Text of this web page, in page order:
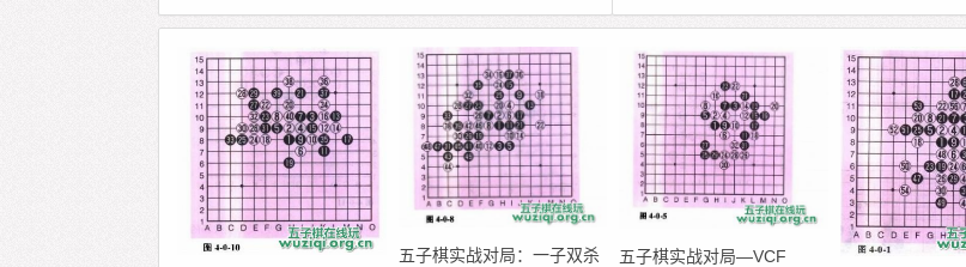
五子棋实战对局：一子双杀
五子棋实战对局—VCF